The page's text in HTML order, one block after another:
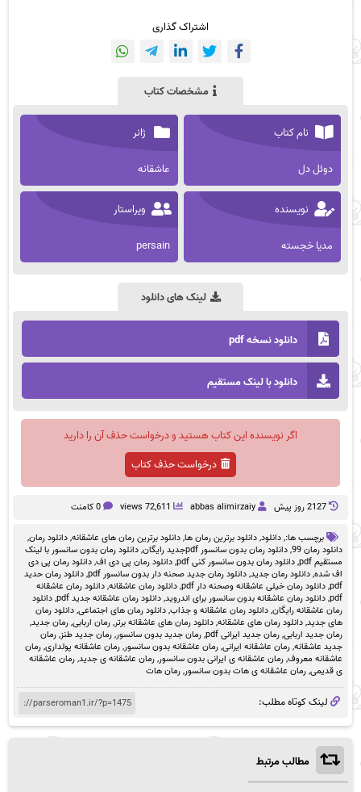
اشتراک گذاری
مشخصات کتاب
نام کتاب
دوئل دل
ژانر
عاشقانه
نویسنده
مدیا خجسته
ویراستار
persain
لینک های دانلود
دانلود نسخه pdf
دانلود با لینک مستقیم
اگر نویسنده این کتاب هستید و درخواست حذف آن را دارید
درخواست حذف کتاب
2127 روز پيش abbas alimirzaiy
72,611 views 0 کامنت
برچسب ها:,دانلود,دانلود برترین رمان ها,دانلود برترین رمان های عاشقانه,دانلود رمان,
دانلود رمان 99
,دانلود رمان بدون سانسور pdfجدید رایگان ,دانلود رمان بدون سانسور با لینک
مستقیم pdf
,دانلود رمان بدون سانسور کنی pdf ,دانلود رمان پی دی اف,دانلود رمان پی دی
اف شده,دانلود رمان جدید,دانلود رمان جدید صحنه دار بدون سانسور pdf ,دانلود رمان حدید
pdf
,دانلود رمان خیلی عاشقانه وصحنه دار pdf ,دانلود رمان عاشقانه,دانلود رمان عاشقانه
pdf
,دانلود رمان عاشقانه بدون سانسور برای اندروید,دانلود رمان عاشقانه جدید pdf ,دانلود
رمان عاشقانه رایگان,دانلود رمان عاشقانه و جذاب,دانلود رمان های اجتماعی,دانلود رمان
های جدید,دانلود رمان های عاشقانه,دانلود رمان های عاشقانه برتر,رمان اربابی,رمان جدید,
رمان جدید اربابی,رمان جدید ایرانی pdf ,رمان جدید بدون سانسور,رمان جدید طنز,رمان
جدید عاشقانه,رمان عاشقانه ایرانی,رمان عاشقانه بدون سانسور,رمان عاشقانه پولداری,رمان
عاشقانه معروف,رمان عاشقانه ی ایرانی بدون سانسور,رمان عاشقانه ی جدید,رمان عاشقانه
ی قدیمی,رمان عاشقانه ی هات بدون سانسور,رمان هات
لینک کوتاه مطلب:
مطالب مرتبط